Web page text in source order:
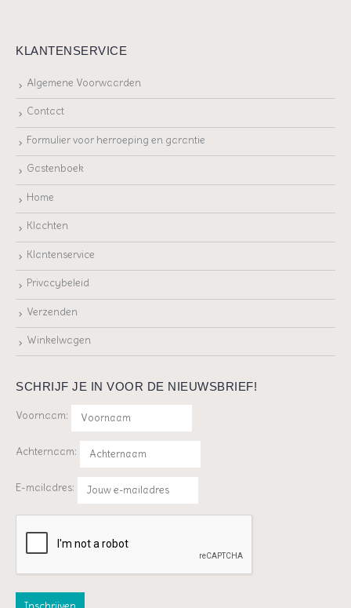
KLANTENSERVICE
Algemene Voorwaarden
Contact
Formulier voor herroeping en garantie
Gastenboek
Home
Klachten
Klantenservice
Privacybeleid
Verzenden
Winkelwagen
SCHRIJF JE IN VOOR DE NIEUWSBRIEF!
Voornaam:
Achternaam:
E-mailadres: